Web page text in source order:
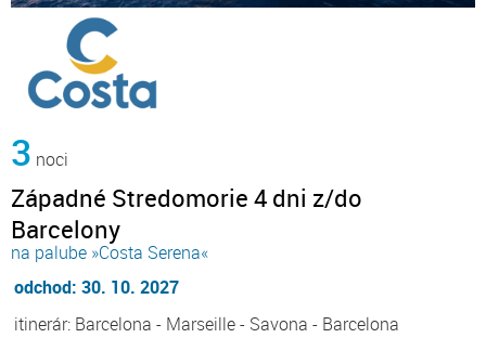
3 noci
Západné Stredomorie 4 dni z/do
Barcelony
na palube »Costa Serena«
odchod: 30. 10. 2027
itinerár: Barcelona - Marseille - Savona - Barcelona